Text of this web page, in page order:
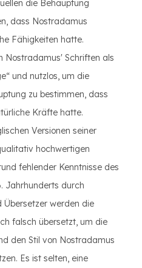
die Behauptung
dass Nostradamus
Fähigkeiten hatte.
Nostradamus' Schriften als
und nutzlos, um die
zu bestimmen, dass
Kräfte hatte.
Versionen seiner
hochwertigen
fehlender Kenntnisse des
Jahrhunderts durch
Übersetzer werden die
falsch übersetzt, um die
den Stil von Nostradamus
Es ist selten, eine